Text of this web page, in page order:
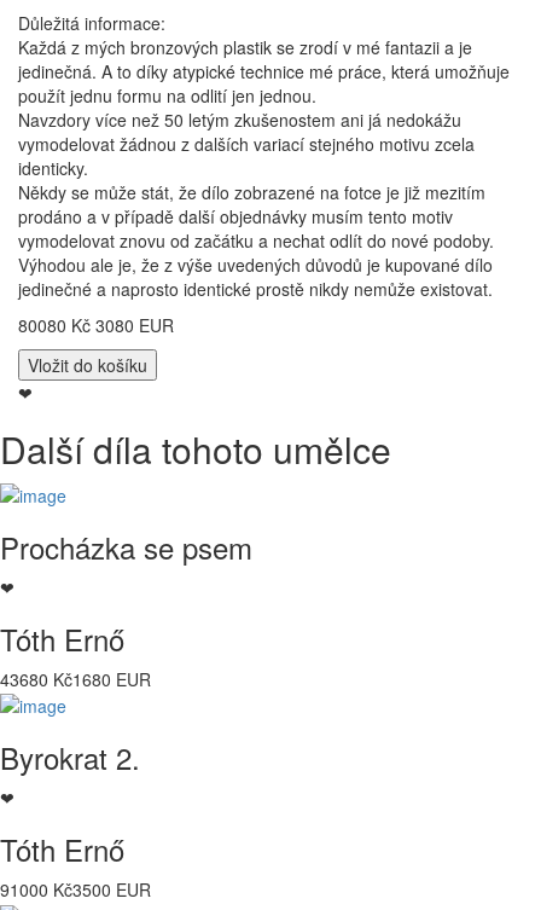
Důležitá informace:
Každá z mých bronzových plastik se zrodí v mé fantazii a je
jedinečná. A to díky atypické technice mé práce, která umožňuje
použít jednu formu na odlití jen jednou.
Navzdory více než 50 letým zkušenostem ani já nedokážu
vymodelovat žádnou z dalších variací stejného motivu zcela
identicky.
Někdy se může stát, že dílo zobrazené na fotce je již mezitím
prodáno a v případě další objednávky musím tento motiv
vymodelovat znovu od začátku a nechat odlít do nové podoby.
Výhodou ale je, že z výše uvedených důvodů je kupované dílo
jedinečné a naprosto identické prostě nikdy nemůže existovat.
80080 Kč 3080 EUR
❤
Další díla tohoto umělce
Procházka se psem
❤
Tóth Ernő
43680 Kč1680 EUR
Byrokrat 2.
❤
Tóth Ernő
91000 Kč3500 EUR